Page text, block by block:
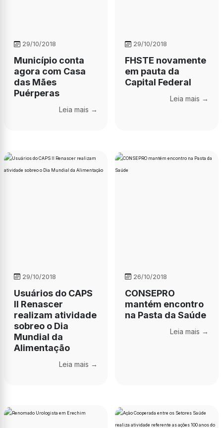
29/10/2018
Município conta
agora com Casa
das Mães
Puérperas
Leia mais →
29/10/2018
FHSTE novamente
em pauta da
Capital Federal
Leia mais →
29/10/2018
Usuários do CAPS
II Renascer
realizam atividade
sobreo o Dia
Mundial da
Alimentação
Leia mais →
26/10/2018
CONSEPRO
mantém encontro
na Pasta da Saúde
Leia mais →